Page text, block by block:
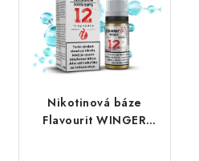
Nikotinová báze
Flavourit WINGER